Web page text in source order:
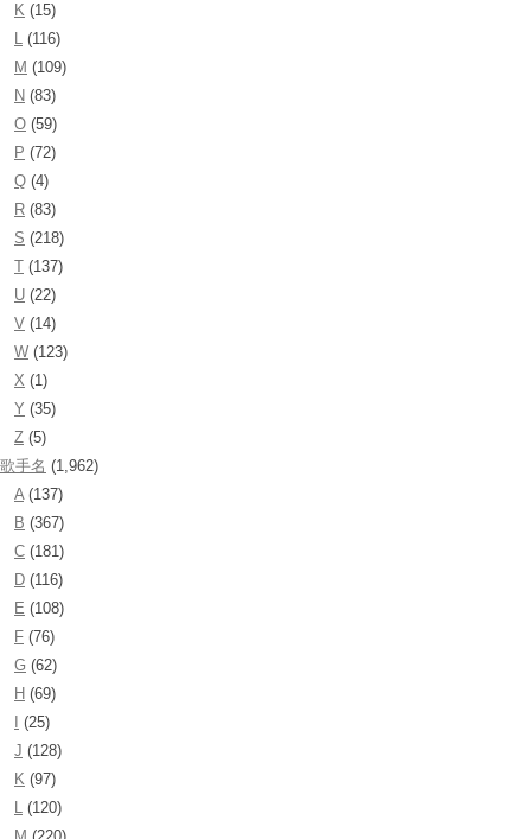
K (15)
L (116)
M (109)
N (83)
O (59)
P (72)
Q (4)
R (83)
S (218)
T (137)
U (22)
V (14)
W (123)
X (1)
Y (35)
Z (5)
歌手名 (1,962)
A(137)
B (367)
C (181)
D (116)
E (108)
F (76)
G (62)
H (69)
(25)
J (128)
K (97)
L (120)